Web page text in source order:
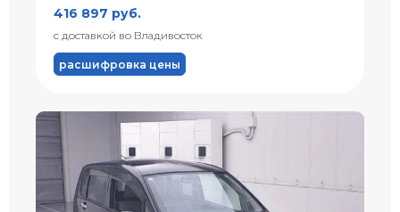
416 897 руб.
с доставкой во Владивосток
расшифровка цены